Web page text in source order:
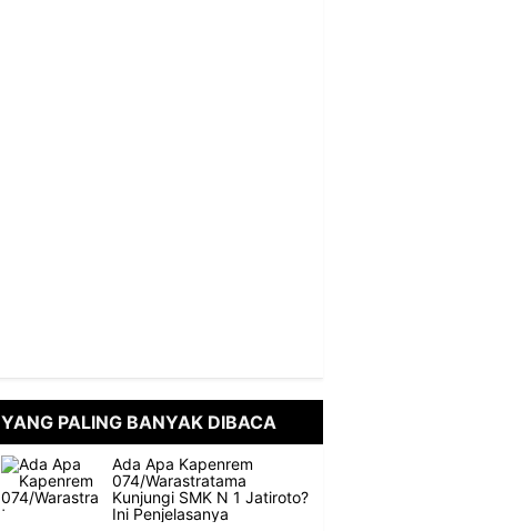
YANG PALING BANYAK DIBACA
Ada Apa Kapenrem
074/Warastratama
Kunjungi SMK N 1 Jatiroto?
Ini Penjelasanya